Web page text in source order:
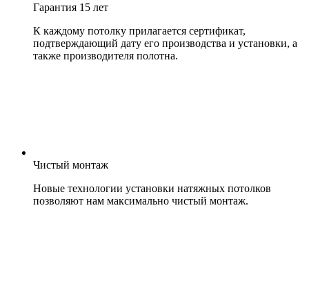
Гарантия 15 лет
К каждому потолку прилагается сертификат,
подтверждающий дату его производства и установки, а
также производителя полотна.
Чистый монтаж
Новые технологии установки натяжных потолков
позволяют нам максимально чистый монтаж.